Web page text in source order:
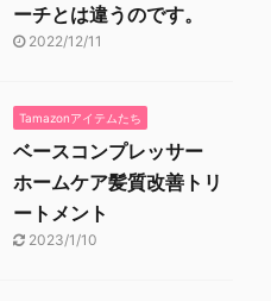
ーチとは違うのです。
2022/12/11
Tamazonアイテムたち
ベースコンプレッサー
ホームケア髪質改善トリ
ートメント
2023/1/10